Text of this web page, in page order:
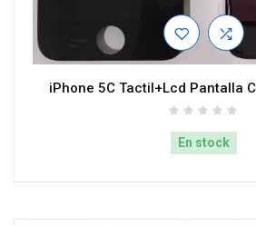
iPhone 5C Tactil+Lcd Pantalla
En stock